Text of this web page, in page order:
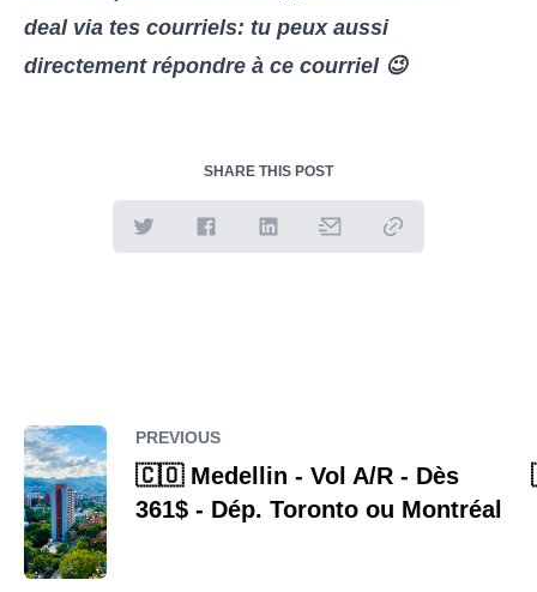
deal via tes courriels: tu peux aussi
directement répondre à ce courriel 😉
SHARE THIS POST
PREVIOUS
🇨🇴 Medellin - Vol A/R - Dès
361$ - Dép. Toronto ou Montréal